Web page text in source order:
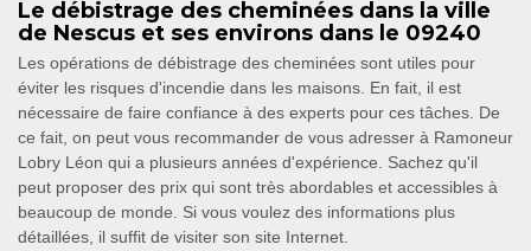
Le débistrage des cheminées dans la ville
de Nescus et ses environs dans le 09240
Les opérations de débistrage des cheminées sont utiles pour
éviter les risques d'incendie dans les maisons. En fait, il est
nécessaire de faire confiance à des experts pour ces tâches. De
ce fait, on peut vous recommander de vous adresser à Ramoneur
Lobry Léon qui a plusieurs années d'expérience. Sachez qu'il
peut proposer des prix qui sont très abordables et accessibles à
beaucoup de monde. Si vous voulez des informations plus
détaillées, il suffit de visiter son site Internet.